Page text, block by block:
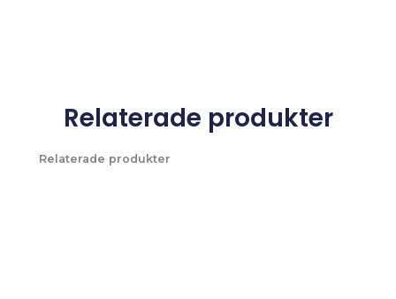
Relaterade produkter
Relaterade produkter